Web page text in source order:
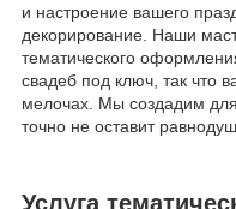
и настроение вашего
декорирование. Наши
тематического
свадеб под ключ, так что
мелочах. Мы создадим
точно не оставит
Услуга